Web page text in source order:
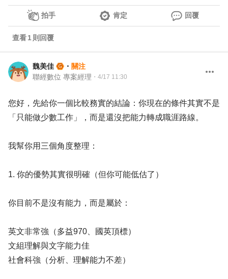
拍手 肯定 回覆
查看1 則回覆
魏美佳 ・ 關注
聯經數位 專案經理 ・ 4/17 11:30
您好，先給你一個比較務實的結論：你現在的條件其實不是
「只能做少數工作」，而是還沒把能力轉成職涯路線。
我幫你用三個角度整理：
1. 你的優勢其實很明確（但你可能低估了）
你目前不是沒有能力，而是屬於：
英文非常強（多益970、國英頂標）
文組理解與文字能力佳
社會科強（分析、理解能力不差）